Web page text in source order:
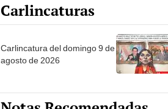
Carlincaturas
Carlincatura del domingo 9 de
agosto de 2026